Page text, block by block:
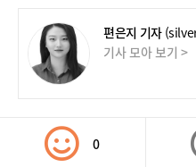
편은지 기자
기사 모아 보기 >
0